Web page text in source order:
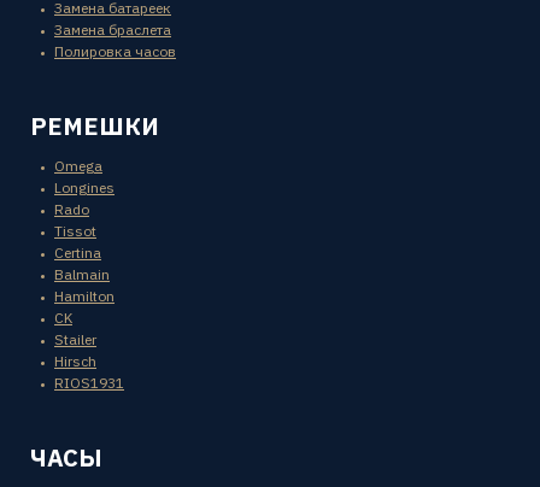
Замена батареек
Замена браслета
Полировка часов
РЕМЕШКИ
Omega
Longines
Rado
Tissot
Certina
Balmain
Hamilton
CK
Stailer
Hirsch
RIOS1931
ЧАСЫ